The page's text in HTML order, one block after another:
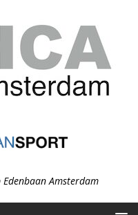
Amsterdam